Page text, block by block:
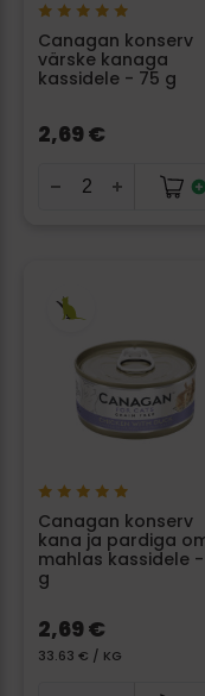
Canagan konserv
värske kanaga
kassidele - 75 g
2,69 €
Canagan konserv
kana ja pardiga
mahlas kassidele
g
2,69 €
33.63 € / KG